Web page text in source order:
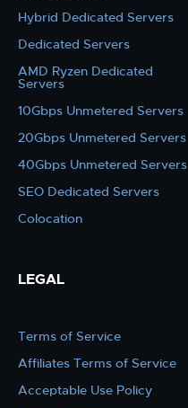
Hybrid Dedicated Servers
Dedicated Servers
AMD Ryzen Dedicated
Servers
10Gbps Unmetered Servers
20Gbps Unmetered Servers
40Gbps Unmetered Servers
SEO Dedicated Servers
Colocation
LEGAL
Terms of Service
Affiliates Terms of Service
Acceptable Use Policy